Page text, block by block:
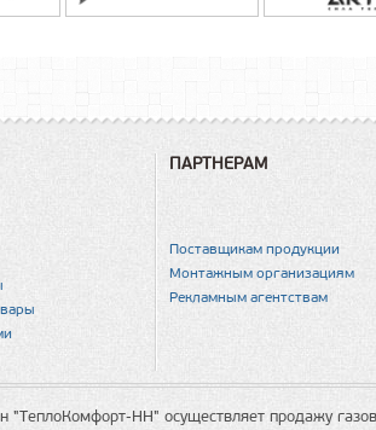
ПАРТНЕРАМ
Поставщикам продукции
Монтажным организациям
Рекламным агентствам
"ТеплоКомфорт-НН" осуществляет продажу